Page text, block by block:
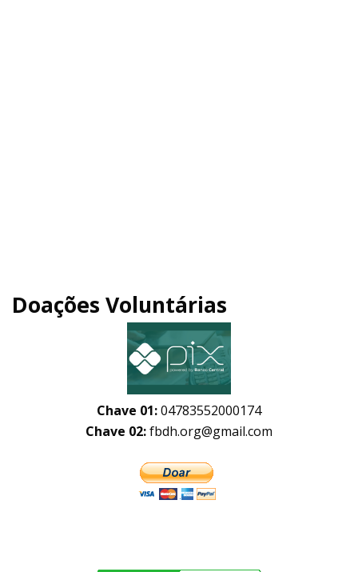
Doações Voluntárias
Chave 01:04783552000174
Chave 02:fbdh.org@gmail.com